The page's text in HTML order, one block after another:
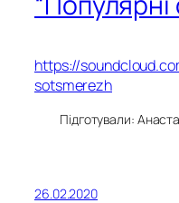
https://
sotsmerezh
Підготували:
26.02.2020